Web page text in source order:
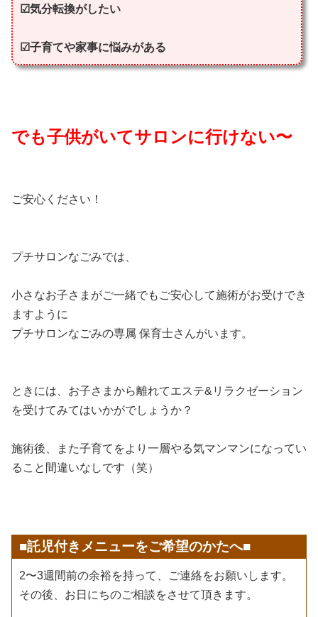
☑︎気分転換がしたい
☑︎子育てや家事に悩みがある
でも子供がいてサロンに行けない〜
ご安心ください！
プチサロンなごみでは、
小さなお子さまがご一緒でもご安心して施術がお受けでき
ますように
プチサロンなごみの専属 保育士さんがいます。
ときには、お子さまから離れてエステ&リラクゼーション
を受けてみてはいかがでしょうか？
施術後、また子育てをより一層やる気マンマンになってい
ること間違いなしです（笑）
■託児付きメニューをご希望のかたへ■
2〜3週間前の余裕を持って、ご連絡をお願いします。
その後、お日にちのご相談をさせて頂きます。